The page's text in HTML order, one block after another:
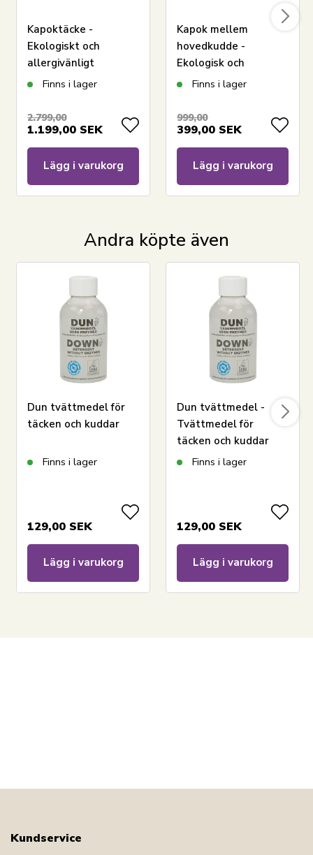
och design. Borg Livings fantastiska produkter bidrar
till en optimal och behaglig nattsömn samt förskönar
ditt hem med modernt och läckert
heminredningstillbehör.
LÄGG I VARUKORGEN
Läs om skötsel av täcken och kuddar
Har du frågor om produkten?
Kapoktäcke -
Ekologiskt och
allergivänligt
helårstäcke med
150x210 cm - Nature
By Borg kapoktäcke
Finns i lager
2.799,00
1.199,00 SEK
Lägg i varukorg
Kapok mellem
hovedkudde -
Ekologisk och
allergivänlig kudde -
Borg
Finns i lager
999,00
399,00 SEK
Lägg i varukorg
Andra köpte även
Dun tvättmedel för
täcken och kuddar
Finns i lager
129,00 SEK
Lägg i varukorg
Dun tvättmedel -
Tvättmedel för
täcken och kuddar
Finns i lager
129,00 SEK
Lägg i varukorg
Kundservice